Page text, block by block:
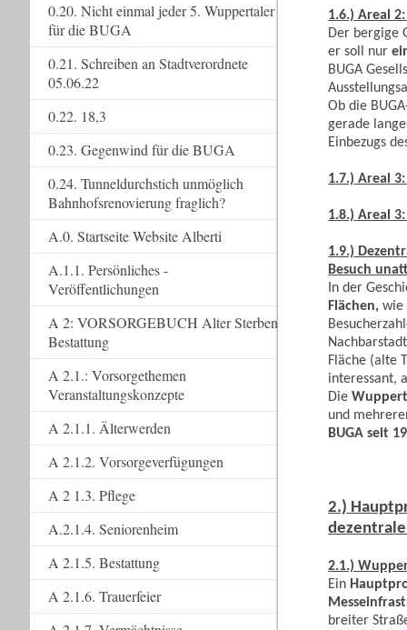
1.6.) Areal
Der bergige
er soll nur
BUGA
Ob die
gerade
Einbezugs
1.7.) Areal
1.8.) Areal
1.9.)
Besuch
In der
Flächen,wie
Fläche (alte
interessant,
Die
und
BUGA seit
2.)
2.1.)
Ein
breiter
0.20. Nicht einmal jeder 5. Wuppertaler
für die BUGA
0.21. Schreiben an Stadtverordnete
05.06.22
0.22. 18,3
0.23. Gegenwind für die BUGA
0.24. Tunneldurchstich unmöglich
Bahnhofsrenovierung fraglich?
A.0. Startseite Website Alberti
A.1.1. Persönliches -
Veröffentlichungen
A 2: VORSORGEBUCH Alter Sterben
Bestattung
A 2.1.: Vorsorgethemen
Veranstaltungskonzepte
A 2.1.1. Älterwerden
A 2.1.2. Vorsorgeverfügungen
A 2 1.3. Pflege
A.2.1.4. Seniorenheim
A 2.1.5. Bestattung
A 2.1.6. Trauerfeier